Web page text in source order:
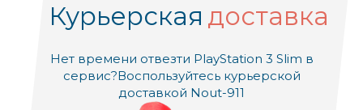
Курьерская доставка
Нет времени отвезти PlayStation 3 Slim в
сервис?Воспользуйтесь курьерской
доставкой Nout-911